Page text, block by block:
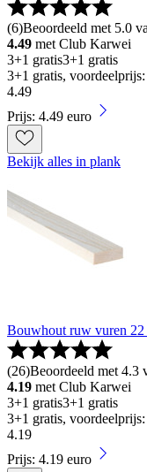
(6)Beoordeeld met 5.0
4.49 met Club Karwei
3+1 gratis3+1 gratis
3+1 gratis,
4.49
Prijs: 4.49 euro
Bekijk alles in plank
Bouwhout ruw vuren
(26)Beoordeeld met 4.3
4.19 met Club Karwei
3+1 gratis3+1 gratis
3+1 gratis,
4.19
Prijs: 4.19 euro